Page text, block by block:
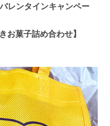
レンタインキャンペー
お菓子詰め合わせ】